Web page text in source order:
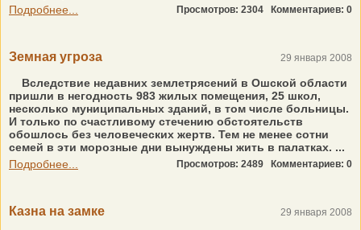
Подробнее...
Просмотров: 2304 Комментариев: 0
Земная угроза 29 января 2008
Вследствие недавних землетрясений в Ошской области
пришли в негодность 983 жилых помещения, 25 школ,
несколько муниципальных зданий, в том числе больницы.
И только по счастливому стечению обстоятельств
обошлось без человеческих жертв. Тем не менее сотни
семей в эти морозные дни вынуждены жить в палатках. ...
Подробнее...
Просмотров: 2489 Комментариев: 0
Казна на замке 29 января 2008